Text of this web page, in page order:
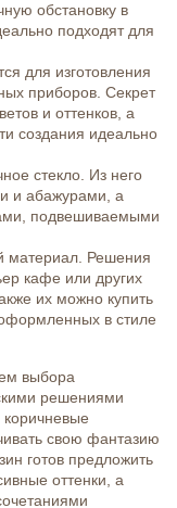
обстановку в
подходят для
для изготовления
приборов. Секрет
и оттенков, а
создания идеально
стекло. Из него
и абажурами, а
подвешиваемыми
материал. Решения
кафе или других
их можно купить
в стиле
выбора
решениями
свою фантазию
готов предложить
оттенки, а